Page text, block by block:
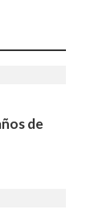
de